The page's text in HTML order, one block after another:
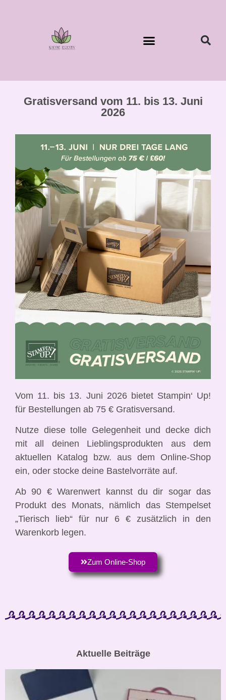
Gratisversand vom 11. bis 13. Juni
2026
Vom 11. bis 13. Juni 2026 bietet Stampin‘ Up!
für Bestellungen ab 75 € Gratisversand.
Nutze diese tolle Gelegenheit und decke dich
mit all deinen Lieblingsprodukten aus dem
aktuellen Katalog bzw. aus dem Online-Shop
ein, oder stocke deine Bastelvorräte auf.
Ab 90 € Warenwert kannst du dir sogar das
Produkt des Monats, nämlich das Stempelset
„Tierisch lieb“ für nur 6 € zusätzlich in den
Warenkorb legen.
Zum Online-Shop
Aktuelle Beiträge